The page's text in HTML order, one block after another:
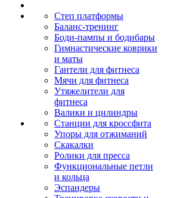
Степ платформы
Баланс-тренинг
Боди-пампы и бодибары
Гимнастические коврики
и маты
Гантели для фитнеса
Мячи для фитнеса
Утяжелители для
фитнеса
Валики и цилиндры
Станции для кроссфита
Упоры для отжиманий
Скакалки
Ролики для пресса
Функциональные петли
и кольца
Эспандеры